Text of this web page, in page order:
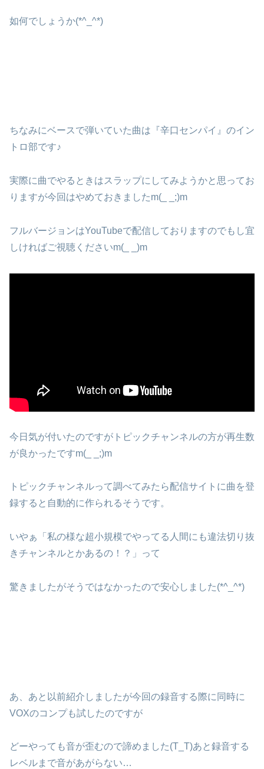
如何でしょうか(*^_^*)
ちなみにベースで弾いていた曲は『辛口センパイ』のイン
トロ部です♪
実際に曲でやるときはスラップにしてみようかと思ってお
りますが今回はやめておきましたm(_ _;)m
フルバージョンはYouTubeで配信しておりますのでもし宜
しければご視聴くださいm(_ _)m
今日気が付いたのですがトピックチャンネルの方が再生数
が良かったですm(_ _;)m
トピックチャンネルって調べてみたら配信サイトに曲を登
録すると自動的に作られるそうです。
いやぁ「私の様な超小規模でやってる人間にも違法切り抜
きチャンネルとかあるの！？」って
驚きましたがそうではなかったので安心しました(*^_^*)
あ、あと以前紹介しましたが今回の録音する際に同時に
VOXのコンプも試したのですが
どーやっても音が歪むので諦めました(T_T)あと録音する
レベルまで音があがらない…